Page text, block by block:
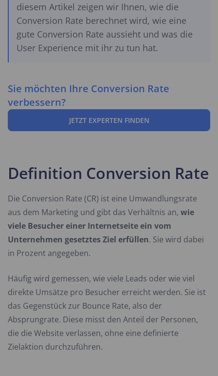
diesem Artikel zeigen wir Ihnen, wie die
Conversion Rate berechnet wird, wie eine
gute Conversion Rate aussieht und was die
User Experience mit ihr zu tun hat.
Sie möchten Ihre Conversion Rate
verbessern?
JETZT EXPERTEN FINDEN
Definition Conversion Rate
Die Conversion Rate (CR) ist eine Umwandlungsrate
aus dem Marketing und gibt das Verhältnis an, wie
viele Besucher einer Internetseite ein vom
Unternehmen gesetztes Ziel erfüllen. Sie wird dabei
in Prozent angegeben.
Häufig wird gemessen, wie viele Leads oder wie viel
direkte Umsätze pro Besucher erreicht werden. Sie ist
das Gegenstück zur Bounce Rate, also der
Absprungrate. Diese misst den Anteil der Personen,
die die Website verlassen, ohne eine definierte
Zielaktion durchzuführen.